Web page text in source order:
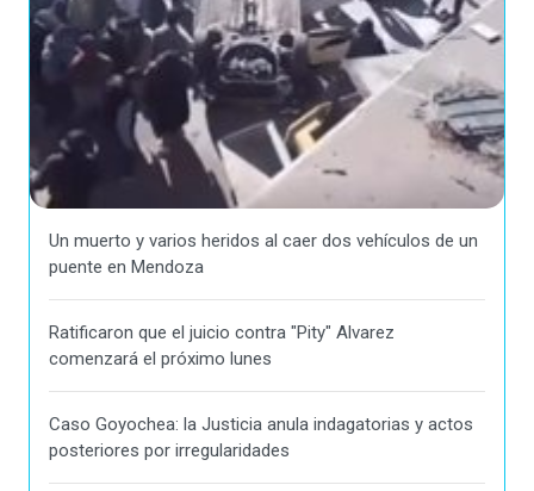
Un muerto y varios heridos al caer dos vehículos de un
puente en Mendoza
Ratificaron que el juicio contra "Pity" Alvarez
comenzará el próximo lunes
Caso Goyochea: la Justicia anula indagatorias y actos
posteriores por irregularidades